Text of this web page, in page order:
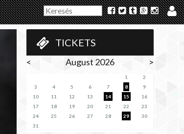
TICKETS
< August 2026 >
1
2
3
4 5 6 7 8
9
10
11 12 13 14 15
16
17
18 19 20 21 22
23
24
25 26 27 28 29
30
31